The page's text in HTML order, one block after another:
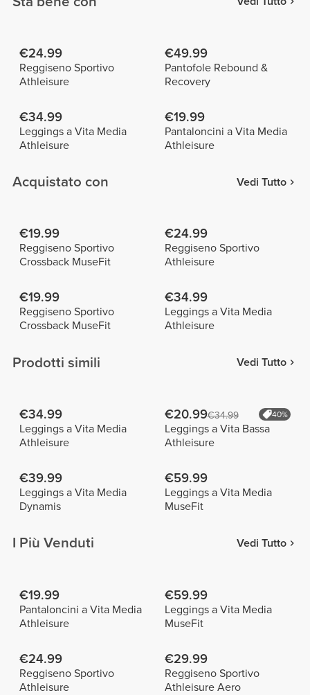
€24.99
Reggiseno Sportivo
Athleisure
€49.99
Pantofole Rebound &
Recovery
€34.99
Leggings a Vita Media
Athleisure
€19.99
Pantaloncini a Vita Media
Athleisure
Acquistato con Vedi Tutto
€19.99
Reggiseno Sportivo
Crossback MuseFit
€24.99
Reggiseno Sportivo
Athleisure
€19.99
Reggiseno Sportivo
Crossback MuseFit
€34.99
Leggings a Vita Media
Athleisure
Prodotti simili Vedi Tutto
€34.99
Leggings a Vita Media
Athleisure
€20.99€34.99 40%
Leggings a Vita Bassa
Athleisure
€39.99
Leggings a Vita Media
Dynamis
€59.99
Leggings a Vita Media
MuseFit
I Più Venduti Vedi Tutto
€19.99
Pantaloncini a Vita Media
Athleisure
€59.99
Leggings a Vita Media
MuseFit
€24.99
Reggiseno Sportivo
Athleisure
€29.99
Reggiseno Sportivo
Athleisure Aero